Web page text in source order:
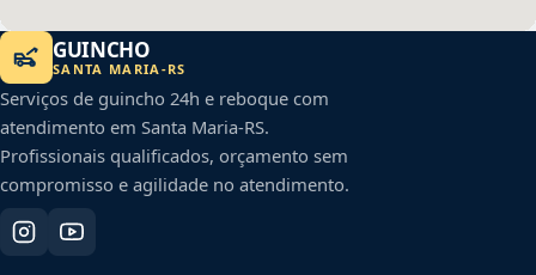
GUINCHO
SANTA MARIA -RS
Serviços de guincho 24h e reboque com
atendimento em Santa Maria-RS.
Profissionais qualificados, orçamento sem
compromisso e agilidade no atendimento.